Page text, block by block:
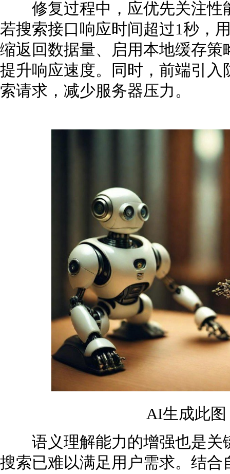
修复过程中，应优先关注性
若搜索接口响应时间超过1秒，
缩返回数据量、启用本地缓存
提升响应速度。同时，前端引
索请求，减少服务器压力。
AI生成此
语义理解能力的增强也是关
搜索已难以满足用户需求。结